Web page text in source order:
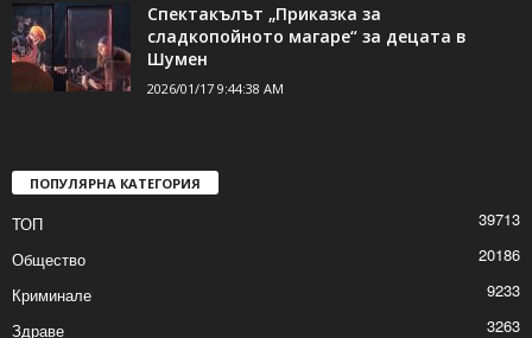
Спектакълът „Приказка за
сладкопойното магаре“ за децата в
Шумен
2026/01/17 9:44:38 AM
ПОПУЛЯРНА КАТЕГОРИЯ
ТОП
39713
Общество
20186
Криминале
9233
Здраве
3263